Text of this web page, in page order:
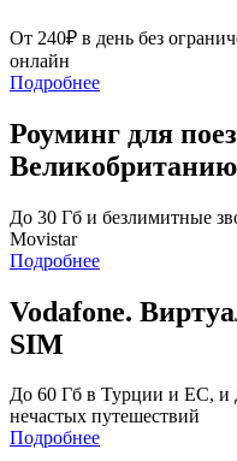
От 240₽ в день без
онлайн
Подробнее
Роуминг для
Великобританию
До 30 Гб и безлимитные
Movistar
Подробнее
Vodafone.
SIM
До 60 Гб в Турции и ЕС, и
нечастых путешествий
Подробнее